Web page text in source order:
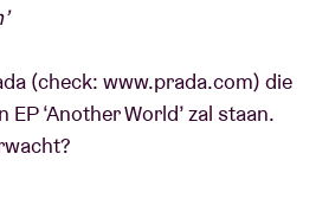
(check: www.prada.com) die
‘Another World’ zal staan.